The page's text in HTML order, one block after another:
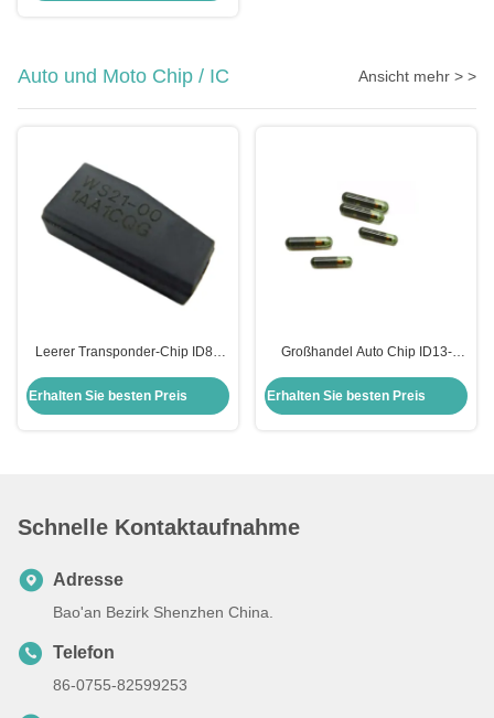
Auto und Moto Chip / IC Ansicht mehr > >
Leerer Transponder-Chip ID8A
Auto-Chips Chip für Toyota
Erhalten Sie besten Preis
Großhandel Auto Chip ID13-
Honda Auto Schlüsselkasten
Ersatz
Erhalten Sie besten Preis
Schnelle Kontaktaufnahme
Adresse
Bao'an Bezirk Shenzhen China.
Telefon
86-0755-82599253